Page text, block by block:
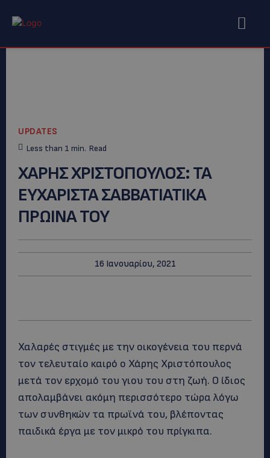
UPDATES
Less than 1 min. Read
ΧΑΡΗΣ ΧΡΙΣΤΟΠΟΥΛΟΣ: ΤΑ
ΕΥΧΑΡΙΣΤΑ ΣΑΒΒΑΤΙΑΤΙΚΑ
ΠΡΩΙΝΑ ΤΟΥ
16 Ιανουαρίου, 2021
Χαλαρές στιγμές με την οικογένεια του περνά
τον τελευταίο καιρό ο Χάρης Χριστόπουλος
μετά τον ερχομό του γιου του στη ζωή. Ο ίδιος
απολαμβάνει ακόμη περισσότερο τώρα λόγω
των συνθηκών τα πρωϊνά του, βλέποντας
παιδικά έργα με τον μικρό του πρίγκιπα.